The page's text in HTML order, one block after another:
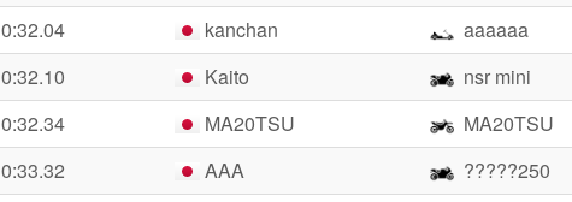
0:32.04 kanchan
aaaaaa
0:32.10 Kaito
nsr mini
0:32.34 MA20TSU
MA20TSU
0:33.32 AAA
?????250